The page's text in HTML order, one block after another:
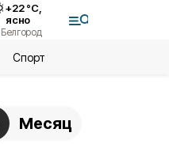
+22°С,
ясно
Белгород
Спорт
Месяц